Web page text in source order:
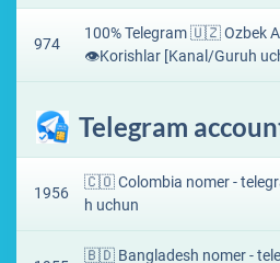
974
100% Telegram 🇺🇿 Ozbek
👁️Korishlar [Kanal/Guruh
Telegram
1956
🇨🇴 Colombia nomer -
h uchun
🇧🇩 Bangladesh nomer -